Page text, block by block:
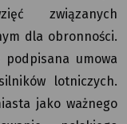
związanych
dla obronności.
umowa
lotniczych.
jako ważnego